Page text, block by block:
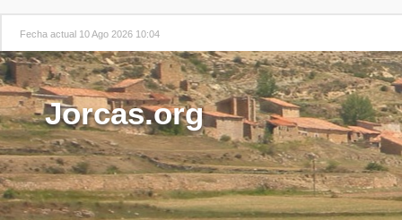
Fecha actual 10 Ago 2026 10:04
Jorcas.org